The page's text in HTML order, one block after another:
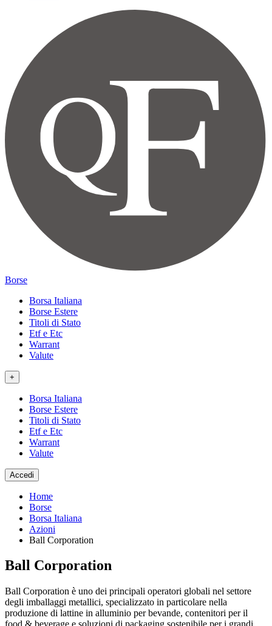
Borse
Borsa Italiana
Borse Estere
Titoli di Stato
Etf e Etc
Warrant
Valute
+
Borsa Italiana
Borse Estere
Titoli di Stato
Etf e Etc
Warrant
Valute
Accedi
Home
Borse
Borsa Italiana
Azioni
Ball Corporation
Ball Corporation
Ball Corporation è uno dei principali operatori globali nel settore
degli imballaggi metallici, specializzato in particolare nella
produzione di lattine in alluminio per bevande, contenitori per il